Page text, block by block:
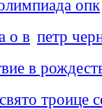
опк
о в петр
в
свято троице